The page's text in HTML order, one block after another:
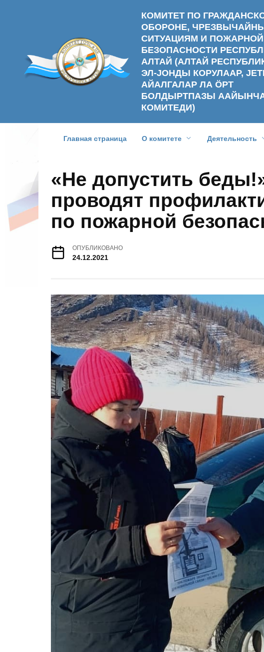
КОМИТЕТ ПО
ОБОРОНЕ,
СИТУАЦИЯМ И ПОЖАРНОЙ
БЕЗОПАСНОСТИ
АЛТАЙ (АЛТАЙ
ЭЛ-ЈОНДЫ КОРУЛААР,
АЙАЛГАЛАР ЛА ӦРТ
БОЛДЫРТПАЗЫ
КОМИТЕДИ)
Главная страница О комитете Деятельность
«Не допустить
проводят
по пожарной
ОПУБЛИКОВАНО
24.12.2021